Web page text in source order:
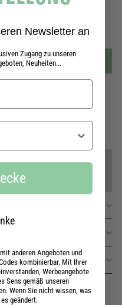
Komplex aus Safran
und hinterlässt sie geliftet,
-55,00 €
Treuepunkte
Newsletter an
Zugang zu unseren
Neuheiten...
anderen Angeboten und
kombinierbar. Mit Ihrer
Werbeangebote
Sens gemäß unseren
Wenn Sie nicht wissen, was
geändert.